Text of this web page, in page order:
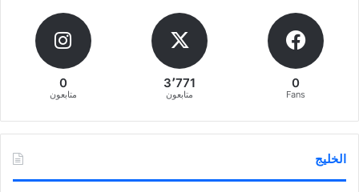
0
Fans
3٬771
متابعون
0
متابعون
الخليج